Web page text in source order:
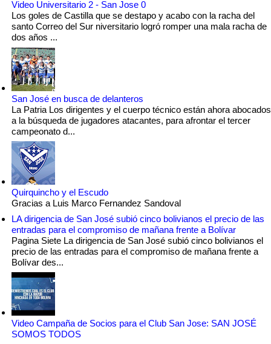
Video Universitario 2 - San Jose 0
Los goles de Castilla que se destapo y acabo con la racha del
santo Correo del Sur niversitario logró romper una mala racha de
dos años ...
San José en busca de delanteros
La Patria Los dirigentes y el cuerpo técnico están ahora abocados
a la búsqueda de jugadores atacantes, para afrontar el tercer
campeonato d...
Quirquincho y el Escudo
Gracias a Luis Marco Fernandez Sandoval
LA dirigencia de San José subió cinco bolivianos el precio de las
entradas para el compromiso de mañana frente a Bolívar
Pagina Siete La dirigencia de San José subió cinco bolivianos el
precio de las entradas para el compromiso de mañana frente a
Bolívar des...
Video Campaña de Socios para el Club San Jose: SAN JOSÉ
SOMOS TODOS